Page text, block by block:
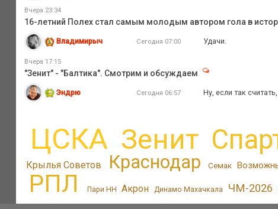
Вчера 23:34
16-летний Полех стал самым молодым автором гола в
Владимирыч Сегодня 07:00 Удачи.
Вчера 17:15
"Зенит" - "Балтика". Смотрим и обсуждаем
Эндрю Сегодня 06:57 Ну, если так
ЦСКА Зенит
Крылья Советов Краснодар Семак
РПЛ Пари НН Акрон Динамо Махачкала ЧМ-2026